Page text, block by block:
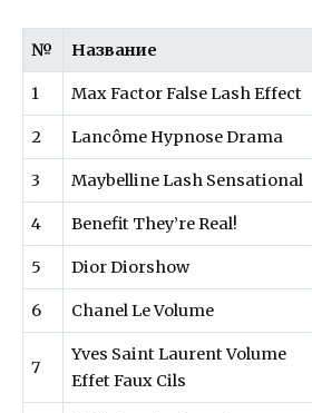
№ Название
1 Max Factor False Lash Effect
2 Lancôme Hypnose Drama
3 Maybelline Lash Sensational
4 Benefit They’re Real!
5 Dior Diorshow
6 Chanel Le Volume
7
Yves Saint Laurent Volume
Effet Faux Cils